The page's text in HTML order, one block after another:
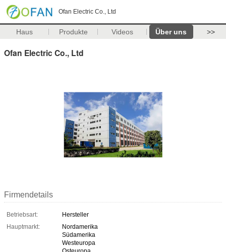
Ofan Electric Co., Ltd
Haus Produkte Videos Über uns >>
Ofan Electric Co., Ltd
Firmendetails
Betriebsart:
Hersteller
Hauptmarkt:
Nordamerika
Südamerika
Westeuropa